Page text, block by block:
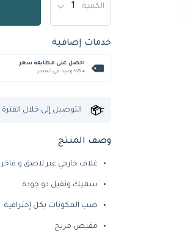
الكمية
خدمات إضافية
احصل على مطابقة سعر
+ %5 رصيد في المتجر
التوصيل إلى خلال الفترة
وصف المنتج
غلاف خارجي غير لاصق و فاخر
سميك وثقيل ذو جودة
صب المكونات بكل إحترافية
مقبض مريح